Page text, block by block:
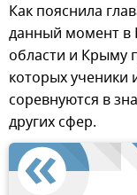
Как пояснила
данный момент в
области и Крыму
которых ученики
соревнуются в
других сфер.